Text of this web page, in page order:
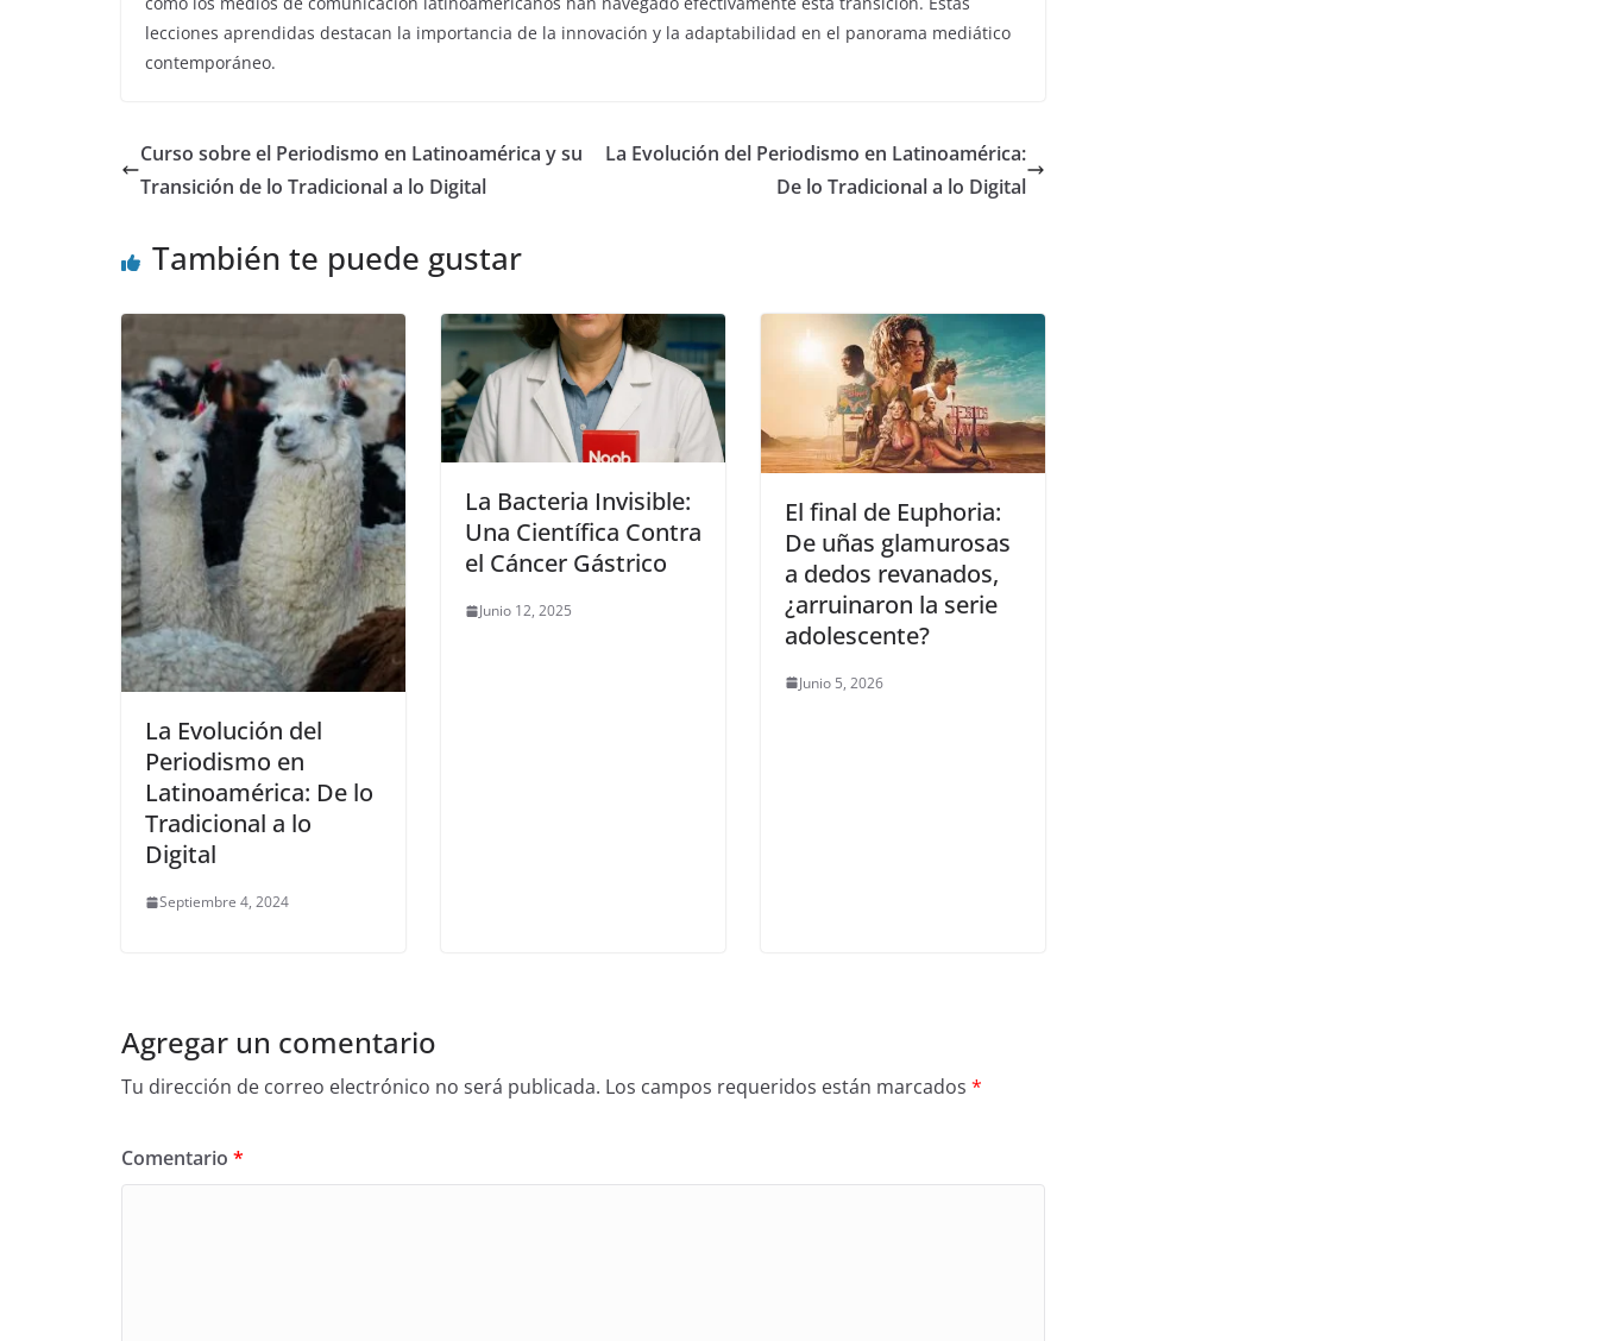
lecciones aprendidas destacan la importancia de la innovación y la adaptabilidad en el panorama mediático
contemporáneo.
Curso sobre el Periodismo en Latinoamérica y su
Transición de lo Tradicional a lo Digital
La Evolución del Periodismo en Latinoamérica:
De lo Tradicional a lo Digital
También te puede gustar
La Evolución del
Periodismo en
Latinoamérica: De lo
Tradicional a lo
Digital
Septiembre 4, 2024
La Bacteria Invisible:
Una Científica Contra
el Cáncer Gástrico
Junio 12, 2025
El final de Euphoria:
De uñas glamurosas
a dedos revanados,
¿arruinaron la serie
adolescente?
Junio 5, 2026
Agregar un comentario
Tu dirección de correo electrónico no será publicada. Los campos requeridos están marcados *
Comentario *